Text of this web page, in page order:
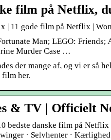
film på Netflix,
| 11 gode film på Netflix |
Man; LEGO: Friends;
Murder Case …
der mange af, og vi er så
film her.
& TV | Officielt
bedste danske film på Netflix
· Selvhenter ·